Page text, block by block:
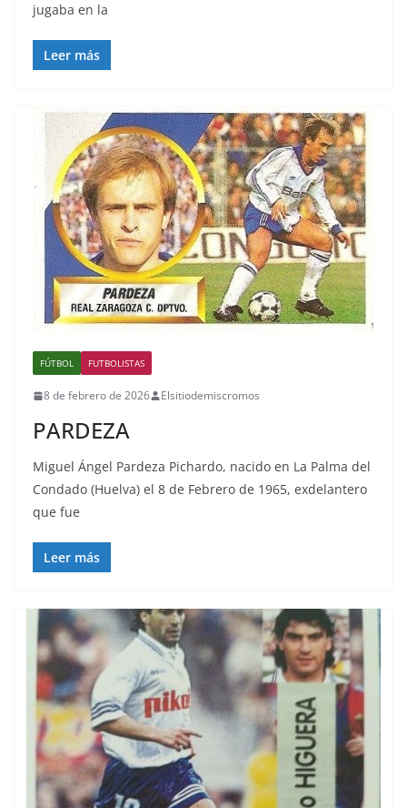
jugaba en la
Leer más
FÚTBOL FUTBOLISTAS
8 de febrero de 2026 Elsitiodemiscromos
PARDEZA
Miguel Ángel Pardeza Pichardo, nacido en La Palma del
Condado (Huelva) el 8 de Febrero de 1965, exdelantero
que fue
Leer más